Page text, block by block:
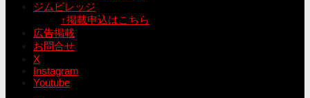
ジムビレッジ
↑掲載申込はこちら
広告掲載
お問合せ
X
Instagram
Youtube